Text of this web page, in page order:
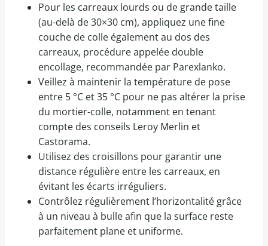
Pour les carreaux lourds ou de grande taille
(au-delà de 30×30 cm), appliquez une fine
couche de colle également au dos des
carreaux, procédure appelée double
encollage, recommandée par Parexlanko.
Veillez à maintenir la température de pose
entre 5 °C et 35 °C pour ne pas altérer la prise
du mortier-colle, notamment en tenant
compte des conseils Leroy Merlin et
Castorama.
Utilisez des croisillons pour garantir une
distance régulière entre les carreaux, en
évitant les écarts irréguliers.
Contrôlez régulièrement l’horizontalité grâce
à un niveau à bulle afin que la surface reste
parfaitement plane et uniforme.